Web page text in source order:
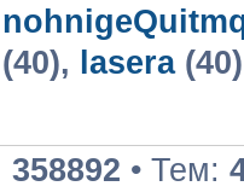
(40), lasera
358892 • Тем: